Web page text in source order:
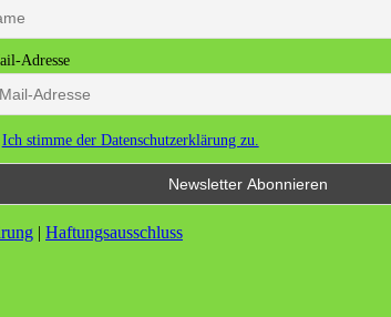
Adresse
Ich stimme der Datenschutzerklärung zu.
| Haftungsausschluss